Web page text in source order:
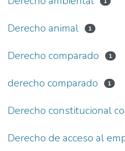
Derecho animal 1
Derecho comparado 1
derecho comparado 1
Derecho constitucional
Derecho de acceso al